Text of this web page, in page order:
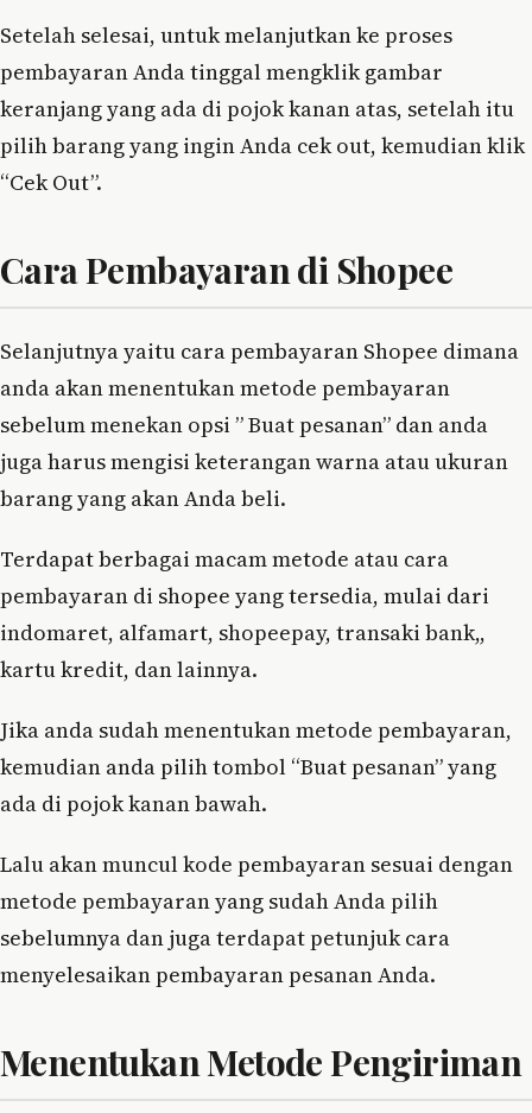
Setelah selesai, untuk melanjutkan ke proses
pembayaran Anda tinggal mengklik gambar
keranjang yang ada di pojok kanan atas, setelah itu
pilih barang yang ingin Anda cek out, kemudian klik
“Cek Out”.
Cara Pembayaran di Shopee
Selanjutnya yaitu cara pembayaran Shopee dimana
anda akan menentukan metode pembayaran
sebelum menekan opsi ” Buat pesanan” dan anda
juga harus mengisi keterangan warna atau ukuran
barang yang akan Anda beli.
Terdapat berbagai macam metode atau cara
pembayaran di shopee yang tersedia, mulai dari
indomaret, alfamart, shopeepay, transaki bank,,
kartu kredit, dan lainnya.
Jika anda sudah menentukan metode pembayaran,
kemudian anda pilih tombol “Buat pesanan” yang
ada di pojok kanan bawah.
Lalu akan muncul kode pembayaran sesuai dengan
metode pembayaran yang sudah Anda pilih
sebelumnya dan juga terdapat petunjuk cara
menyelesaikan pembayaran pesanan Anda.
Menentukan Metode Pengiriman